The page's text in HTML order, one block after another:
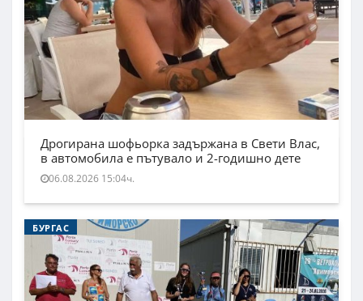
Дрогирана шофьорка задържана в Свети Влас,
в автомобила е пътувало и 2-годишно дете
06.08.2026 15:04ч.
БУРГАС